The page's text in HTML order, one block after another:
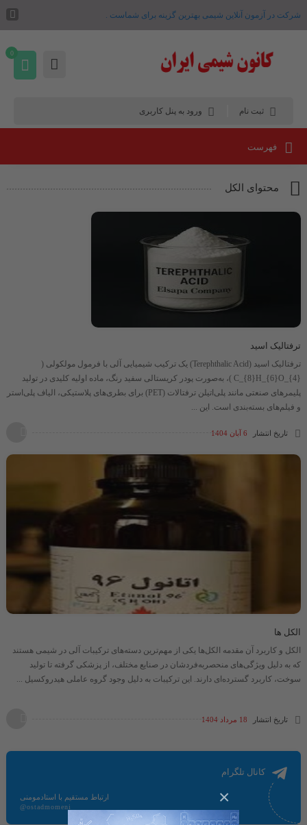
×
شرکت در آزمون آنلاین شیمی بهترین گزینه برای شماست .
ثبت نام ورود به پنل کاربری
0
فهرست
محتوای الکل
ترفتالیک اسید
ترفتالیک اسید (Terephthalic Acid) یک ترکیب شیمیایی آلی با فرمول مولکولی ​(
C_{8}H_{6}O_{4} )​، به‌صورت پودر کریستالی سفید رنگ، ماده اولیه کلیدی در تولید
پلیمرهای صنعتی مانند پلی‌اتیلن ترفتالات (PET) برای بطری‌های پلاستیکی، الیاف پلی‌استر
و فیلم‌های بسته‌بندی است. این ...
تاریخ انتشار 6 آبان 1404
الکل ها
الکل و کاربرد آن مقدمه الکل‌ها یکی از مهم‌ترین دسته‌های ترکیبات آلی در شیمی هستند
که به دلیل ویژگی‌های منحصربه‌فردشان در صنایع مختلف، از پزشکی گرفته تا تولید
سوخت، کاربرد گسترده‌ای دارند. این ترکیبات به دلیل وجود گروه عاملی هیدروکسیل ...
تاریخ انتشار 18 مرداد 1404
کانال تلگرام
ارتباط مستقیم با استادمومنی
@ostadmomeni